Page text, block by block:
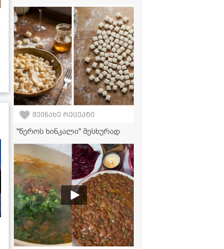
უგემრიელესია!" - მკითხველის
ვიდეორეცეპტი
შეინახე რეცეპტი
"წეროს ხინკალი" მესხურად